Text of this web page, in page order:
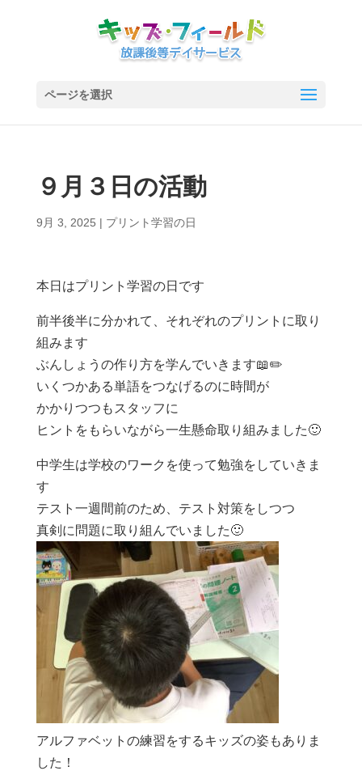
ページを選択
９月３日の活動
9月 3, 2025 | プリント学習の日
本日はプリント学習の日です
前半後半に分かれて、それぞれのプリントに取り
組みます
ぶんしょうの作り方を学んでいきます📖✏️
いくつかある単語をつなげるのに時間が
かかりつつもスタッフに
ヒントをもらいながら一生懸命取り組みました🙂
中学生は学校のワークを使って勉強をしていきま
す
テスト一週間前のため、テスト対策をしつつ
真剣に問題に取り組んでいました🙂
アルファベットの練習をするキッズの姿もありま
した！